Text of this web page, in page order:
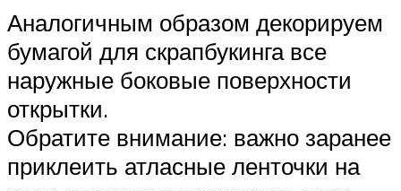
Аналогичным образом декорируем
бумагой для скрапбукинга все
наружные боковые поверхности
открытки.
Обратите внимание: важно заранее
приклеить атласные ленточки на